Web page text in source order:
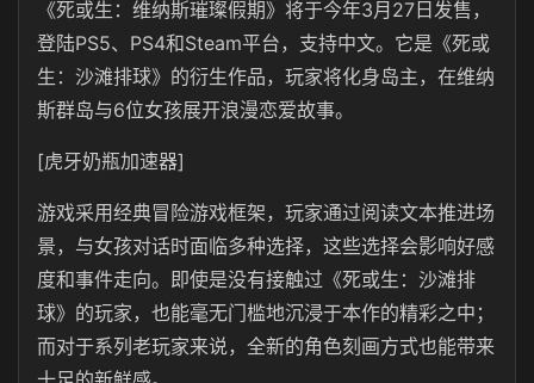
《死或生：维纳斯璀璨假期》将于今年3月27日发售，
登陆PS5、PS4和Steam平台，支持中文。它是《死或
生：沙滩排球》的衍生作品，玩家将化身岛主，在维纳
斯群岛与6位女孩展开浪漫恋爱故事。
[虎牙奶瓶加速器]
游戏采用经典冒险游戏框架，玩家通过阅读文本推进场
景，与女孩对话时面临多种选择，这些选择会影响好感
度和事件走向。即使是没有接触过《死或生：沙滩排
球》的玩家，也能毫无门槛地沉浸于本作的精彩之中；
而对于系列老玩家来说，全新的角色刻画方式也能带来